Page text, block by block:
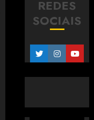
REDES
SOCIAIS